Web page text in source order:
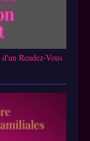
Rendez-Vous